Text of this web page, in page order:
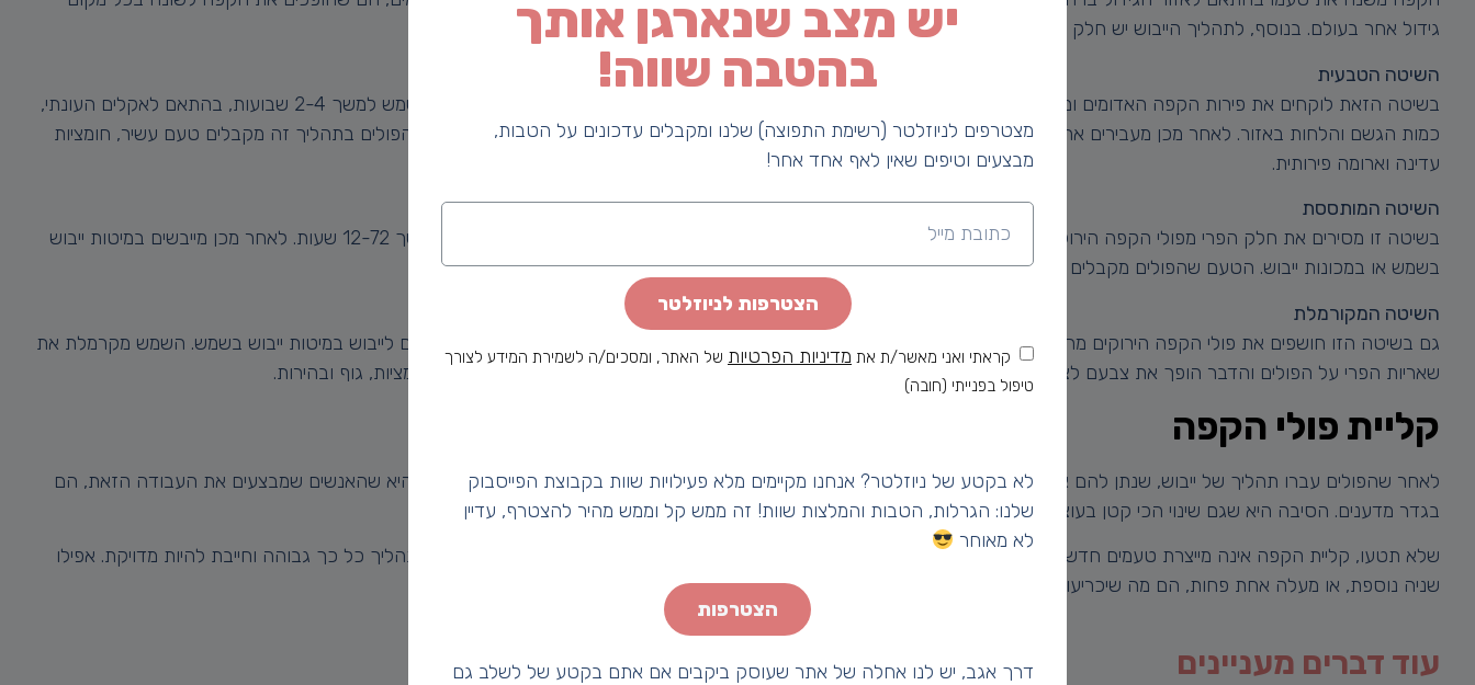
גידול אחר בעולם. בנוסף, לתהליך הייבוש יש חלק מרכזי בטעמו של הקפה ויש שלוש דרכים עיקריות לבצע אותו.
השיטה הטבעית
בשיטה הזאת לוקחים את פירות הקפה האדומים ומניחים אותם על משטחים מורמים, שנקראים גם מיטות ייבוש. כך נותנים להם להתייבש בשמש למשך 2-4 שבועות, בהתאם לאקלים העונתי,
כמות הגשם והלחות באזור. לאחר מכן מעבירים את הפירות המיובשים למכונות שמסירות את שכבת הפרי וחושפות את פולי הקפה הירוקים. הפולים בתהליך זה מקבלים טעם עשיר, חומציות
עדינה וארומה פירותית.
השיטה המותססת
בשיטה זו מסירים את חלק הפרי מפולי הקפה הירוקים ונשארת עליהם שכבה דביקה ולחה מהפרי. את הפולים הדביקים מתסיסים במים למשך 12-72 שעות. לאחר מכן מייבשים במיטות ייבוש
בשמש או במכונות ייבוש. הטעם שהפולים מקבלים מתהליך זה הוא יותר אחיד ופחות פירותי.
השיטה המקורמלת
גם בשיטה הזו חושפים את פולי הקפה הירוקים מהפרי ומותרים אותם דביקים ולחים. אך בשונה מהשיטה המותססת, כאן מעבירים את הפולים לייבוש במיטות ייבוש בשמש. השמש מקרמלת את
שאריות הפרי על הפולים והדבר הופך את צבעם לצהוב – שחור כהה. הטעם שהפולים מקבלים מתהליך זה, הוא מתקתק ובינוני מבחינת חומציות, גוף ובהירות.
קליית פולי הקפה
לאחר שהפולים עברו תהליך של ייבוש, שנתן להם את הטעם הבסיסי הייחודי להם, מעבירים אותם לקלייה. התהליך לא פשוט בכלל והאמת היא שהאנשים שמבצעים את העבודה הזאת, הם
בגדר מדענים. הסיבה היא שגם שינוי הכי קטן בעוצמת חום הקלייה או משך הקלייה, יכול לשנות לחלוטין את טעמו של הקפה.
שלא תטעו, קליית הקפה אינה מייצרת טעמים חדשים לקפה, היא רק מדגישה את הטעם הקיים של הפולים המיובשים. אבל החשיבות של התהליך כל כך גבוהה וחייבת להיות מדויקת. אפילו
שניה נוספת, או מעלה אחת פחות, הם מה שיכריעו אם הקפה שיתקבל יהיה וואו, או בינוני.
עוד דברים מעניינים
יש מצב שנארגן אותך
בהטבה שווה!
מצטרפים לניוזלטר (רשימת התפוצה) שלנו ומקבלים עדכונים על הטבות,
מבצעים וטיפים שאין לאף אחד אחר!
הצטרפות לניוזלטר
קראתי ואני מאשר/ת את מדיניות הפרטיות של האתר, ומסכים/ה לשמירת המידע לצורך
טיפול בפנייתי (חובה)
לא בקטע של ניוזלטר? אנחנו מקיימים מלא פעילויות שוות בקבוצת הפייסבוק
שלנו: הגרלות, הטבות והמלצות שוות! זה ממש קל וממש מהיר להצטרף, עדיין
לא מאוחר
הצטרפות
דרך אגב, יש לנו אחלה של אתר שעוסק ביקבים אם אתם בקטע של לשלב גם